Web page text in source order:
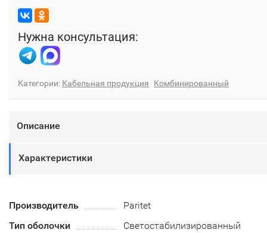
Нужна консультация:
Категории: Кабельная продукция Комбинированный
Описание
Характеристики
Производитель
Paritet
Тип оболочки
Светостабилизированный